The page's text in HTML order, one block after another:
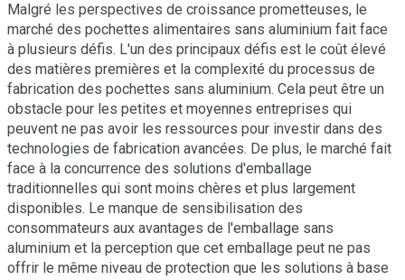
Malgré les perspectives de croissance prometteuses, le
marché des pochettes alimentaires sans aluminium fait face
à plusieurs défis. L'un des principaux défis est le coût élevé
des matières premières et la complexité du processus de
fabrication des pochettes sans aluminium. Cela peut être un
obstacle pour les petites et moyennes entreprises qui
peuvent ne pas avoir les ressources pour investir dans des
technologies de fabrication avancées. De plus, le marché fait
face à la concurrence des solutions d'emballage
traditionnelles qui sont moins chères et plus largement
disponibles. Le manque de sensibilisation des
consommateurs aux avantages de l'emballage sans
aluminium et la perception que cet emballage peut ne pas
offrir le même niveau de protection que les solutions à base